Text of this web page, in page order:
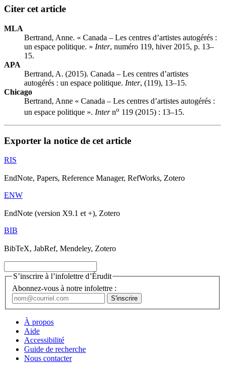
Citer cet article
MLA
Bertrand, Anne. « Canada – Les centres d’artistes autogérés :
un espace politique. » Inter, numéro 119, hiver 2015, p. 13–
15.
APA
Bertrand, A. (2015). Canada – Les centres d’artistes
autogérés : un espace politique. Inter, (119), 13–15.
Chicago
Bertrand, Anne « Canada – Les centres d’artistes autogérés :
un espace politique ». Interno 119 (2015) : 13–15.
Exporter la notice de cet article
RIS
EndNote, Papers, Reference Manager, RefWorks, Zotero
ENW
EndNote (version X9.1 et +), Zotero
BIB
BibTeX, JabRef, Mendeley, Zotero
S’inscrire à l’infolettre d’Érudit
Abonnez-vous à notre infolettre :
À propos
Aide
Accessibilité
Guide de recherche
Nous contacter